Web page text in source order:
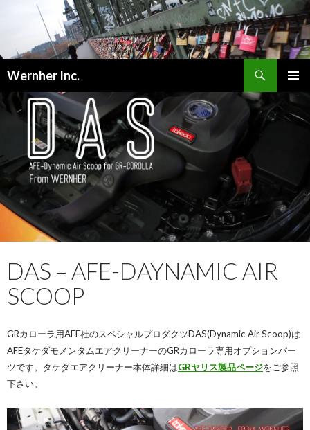
Wernher Inc.
索
メインメ
ニュー
テ
へ
キ
ッ
プ
DAS – AFE-DAYNAMIC AIR
SCOOP
GRカローラ用AFE社のスペシャルプロダクツDAS(Dynamic Air Scoop)は
AFEタケダモメンタムエアクリーナーのGRカローラ専用オプションパー
ツです。タケダエアクリーナー本体詳細はGRヤリス製品ページをご参照
下さい。